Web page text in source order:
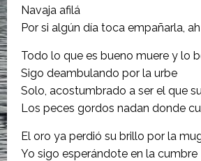
Navaja afilá
Por si algún día toca empañarla, ah
Todo lo que es bueno muere y lo
Sigo deambulando por la urbe
Solo, acostumbrado a ser el que
Los peces gordos nadan donde
El oro ya perdió su brillo por la
Yo sigo esperándote en la cumbre